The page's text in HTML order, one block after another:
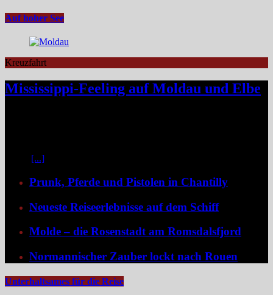
Auf hoher See
Kreuzfahrt
Mississippi-Feeling auf Moldau und Elbe
[...]
Prunk, Pferde und Pistolen in Chantilly
Neueste Reiseerlebnisse auf dem Schiff
Molde – die Rosenstadt am Romsdalsfjord
Normannischer Zauber lockt nach Rouen
Unterhaltsames für die Reise